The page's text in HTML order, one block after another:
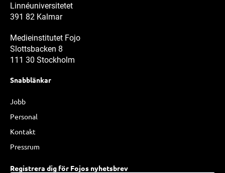
Linnéuniversitetet
391 82 Kalmar
Medieinstitutet Fojo
Slottsbacken 8
111 30 Stockholm
Snabblänkar
Jobb
Personal
Kontakt
Pressrum
Registrera dig för Fojos nyhetsbrev